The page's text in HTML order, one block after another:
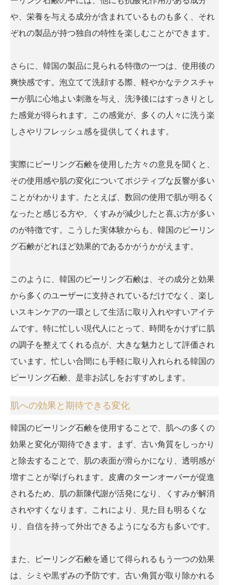
や、栄養を与える成分が含まれているものも多く、それ
ぞれの製品が持つ独自の特性を楽しむことができます。
さらに、韓国の製品に見られる特徴の一つは、使用後の
爽快感です。泡立てて洗顔する際、軽やかなテクスチャ
ーが肌に心地よい刺激を与え、洗浄後にはすっきりとし
た感覚が得られます。この感覚が、多くの人々に洗う楽
しさやリフレッシュ感を提供してくれます。
実際にピーリング石鹸を使用した方々の意見を聞くと、
その使用感や肌の変化についてポジティブな反響が多い
ことがわかります。たとえば、数回の使用で肌が明るく
なったと感じる方や、くすみが減少したと喜ぶ方が多い
のが特徴です。こうした実体験からも、韓国のピーリン
グ石鹸がどれほど効果的であるかがうかがえます。
このように、韓国のピーリング石鹸は、その成分と効果
から多くのユーザーに支持されているだけでなく、楽し
いスキンケアの一環として生活に取り入れやすいアイテ
ムです。特に忙しい現代人にとって、時間をかけずに肌
の調子を整えてくれる点が、大きな魅力として評価され
ています。忙しい合間にも手軽に取り入れられる韓国の
ピーリング石鹸、是非お試しをおすすめします。
肌への効果と期待できる変化
韓国のピーリング石鹸を使用することで、肌への多くの
効果と変化が期待できます。まず、古い角質をしっかり
と除去することで、肌の表面が滑らかになり、透明感が
増すことが挙げられます。皮膚のターンオーバーが促進
されるため、肌の新陳代謝が活発になり、くすみが解消
されやすくなります。これにより、見た目も明るくな
り、自信を持って外出できるようになる方も多いです。
また、ピーリング石鹸を通じて得られるもう一つの効果
は、シミや黒ずみの予防です。古い角質が取り除かれる